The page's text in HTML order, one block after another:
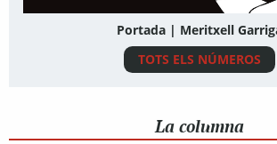
Portada | Meritxell
TOTS ELS NÚMEROS
La columna